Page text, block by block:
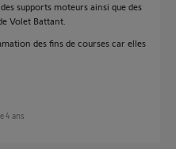
supports moteurs ainsi que des
Volet Battant.
des fins de courses car elles
4 ans